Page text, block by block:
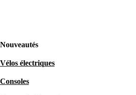
Nouveautés
Vélos électriques
Consoles